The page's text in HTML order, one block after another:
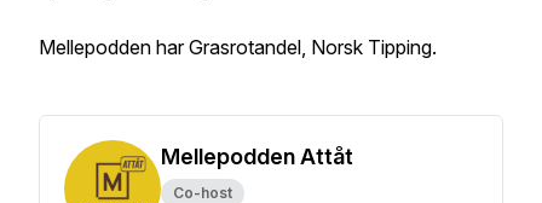
Mellepodden har Grasrotandel, Norsk Tipping.
Mellepodden Attåt
Co-host